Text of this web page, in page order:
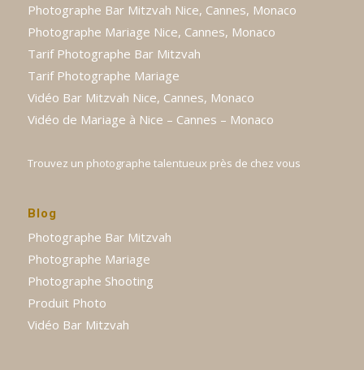
Photographe Bar Mitzvah Nice, Cannes, Monaco
Photographe Mariage Nice, Cannes, Monaco
Tarif Photographe Bar Mitzvah
Tarif Photographe Mariage
Vidéo Bar Mitzvah Nice, Cannes, Monaco
Vidéo de Mariage à Nice – Cannes – Monaco
Trouvez un photographe talentueux près de chez vous
Blog
Photographe Bar Mitzvah
Photographe Mariage
Photographe Shooting
Produit Photo
Vidéo Bar Mitzvah